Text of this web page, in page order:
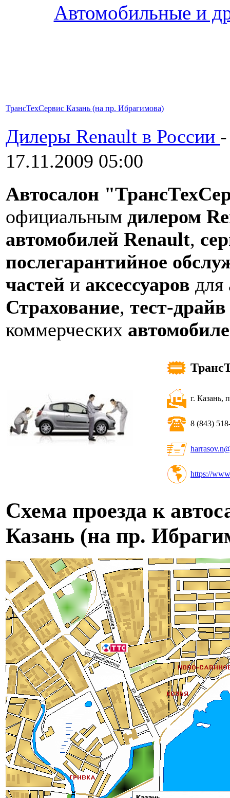
Автомобильные и
ТрансТехСервис Казань (на пр. Ибрагимова)
Дилеры Renault в России
17.11.2009 05:00
Автосалон
официальным дилером
автомобилей Renault,
послегарантийное
частей и аксессуаров для
Страхование, тест-драйв
коммерческих
г. Казань,
8 (843)
https://
Схема проезда к
Казань (на пр.